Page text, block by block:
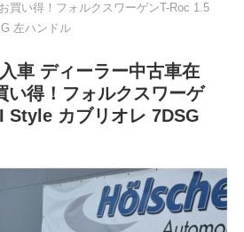
買い得！フォルクスワーゲンT-Roc 1.5
左ハンドル
車 ディーラー中古車在
い得！フォルクスワーゲ
Style カブリオレ 7DSG